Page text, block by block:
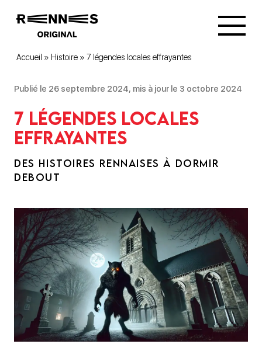
Accueil » Histoire » 7 légendes locales effrayantes
Publié le 26 septembre 2024, mis à jour le 3 octobre 2024
7 légendes locales
effrayantes
DES HISTOIRES RENNAISES À DORMIR
DEBOUT